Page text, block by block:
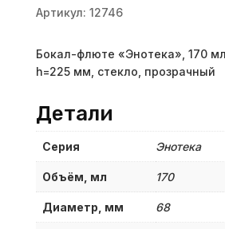
Артикул: 12746
Бокал-флюте «Энотека», 170
h=225 мм, стекло, прозрачный
Детали
Серия Энотека
Объём, мл 170
Диаметр, мм 68